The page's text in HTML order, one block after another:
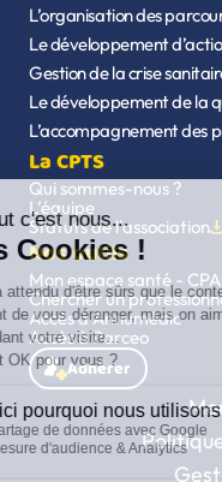
La CPTS
Qui sommes-nous ?
L’équipe
Statuts de l'association
Nos outils
Mon espace santé -
Chercher un
Accès à Annumédic
Accès à Parceo
Adhérer
L’organisation des
Le développement
Gestion de la crise
Le développement de la
L’accompagnement des